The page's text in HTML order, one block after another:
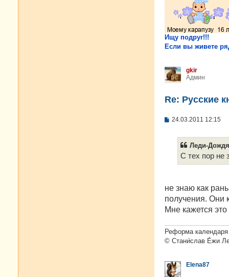
Ищу подруг!!!
Если вы живете
gkir
Админ
Re: Русские
С
24.03.2011 12:15
Леди-
С тех пор не
не знаю как
получения. Они
Мне кажется
Реформа
© Стани́слав Е́жи
Elena87